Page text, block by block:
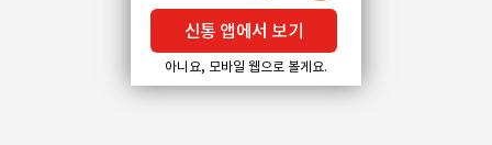
신통 앱에서 보기
아니요, 모바일 웹으로 볼게요.